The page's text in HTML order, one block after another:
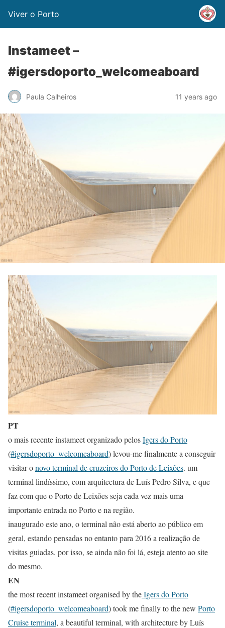
Viver o Porto
Instameet –
#igersdoporto_welcomeaboard
Paula Calheiros 11 years ago
PT
o mais recente instameet organizado pelosIgers do Porto
(#igersdoporto_welcomeaboard) levou-me finalmente a conseguir
visitar onovo terminal de cruzeiros do Porto de Leixões. um
terminal lindíssimo, com arquitectura de Luís Pedro Silva, e que
faz com que o Porto de Leixões seja cada vez mais uma
importante entrada no Porto e na região.
inaugurado este ano, o terminal não está aberto ao público em
geral, estando pensadas no entanto para 2016 a realização de
visitas guiadas. por isso, se ainda não foi lá, esteja atento ao site
do mesmo.
EN
the most recent instameet organised by theIgers do Porto
(#igersdoporto_welcomeaboard) took me finally to the new Porto
Cruise terminal, a beautiful terminal, with architecture by Luís